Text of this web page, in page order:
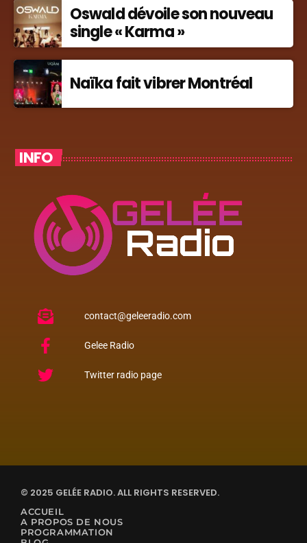
Oswald dévoile son nouveau
single « Karma »
Naïka fait vibrer Montréal
INFO
contact@geleeradio.com
Gelee Radio
Twitter radio page
© 2025 GELÉE RADIO. ALL RIGHTS RESERVED.
ACCUEIL
A PROPOS DE NOUS
PROGRAMMATION